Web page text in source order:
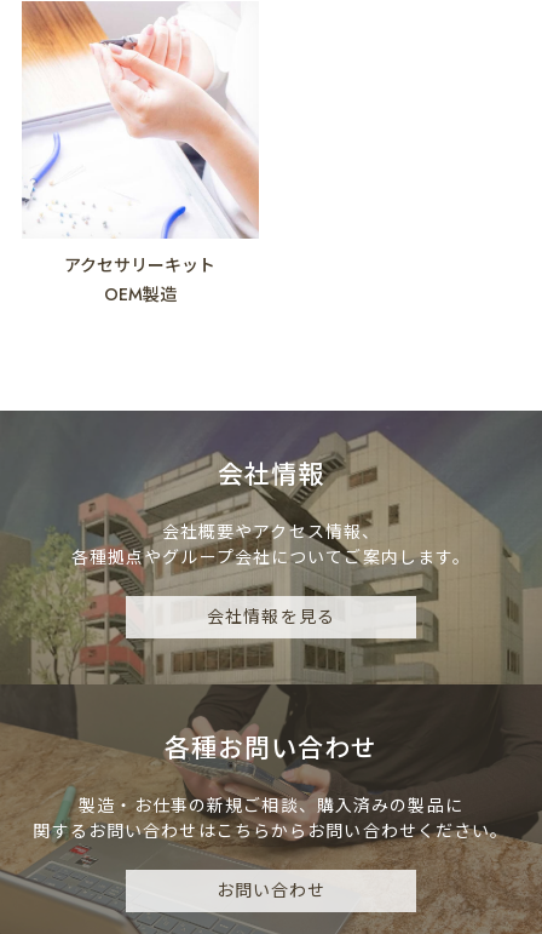
アクセサリーキット
OEM製造
会社情報
会社概要やアクセス情報、
各種拠点やグループ会社についてご案内します。
会社情報を見る
各種お問い合わせ
製造・お仕事の新規ご相談、 購入済みの製品に
関するお問い合わせはこちらからお問い合わせください。
お問い合わせ